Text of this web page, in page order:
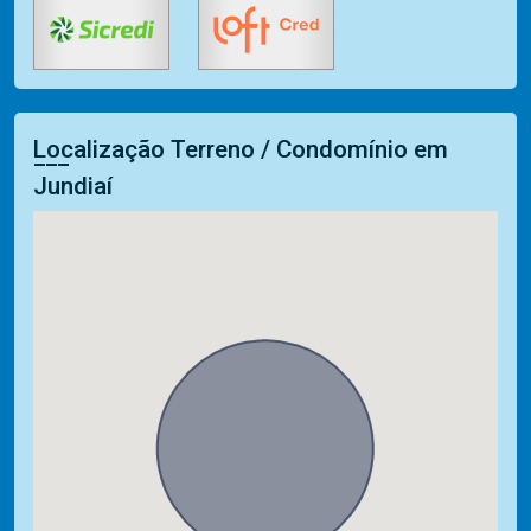
Localização Terreno / Condomínio em
Jundiaí